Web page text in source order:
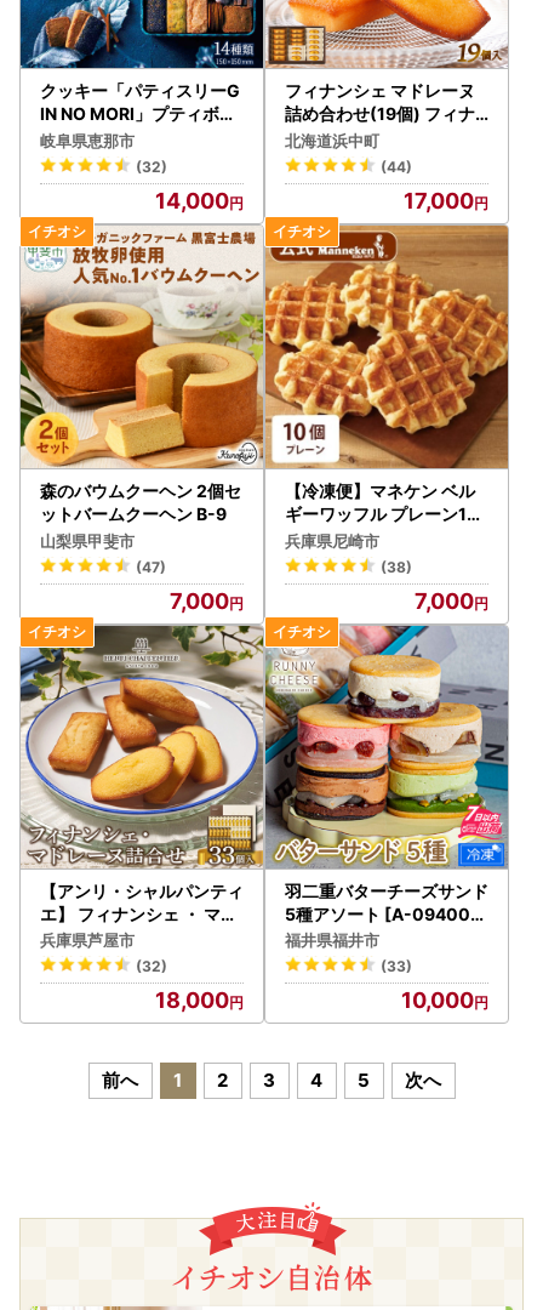
クッキー「パティスリーG
IN NO MORI」プティボワ
150mm缶 / 恵那市 / 銀の
森 [AUBG018] クッキー
岐阜県恵那市
(32)
14,000
フィナンシェ マドレーヌ
詰め合わせ(19個) フィナ
ンシェ 焼き菓子 スイーツ_
H0030-102
北海道浜中町
(44)
17,000
森のバウムクーヘン 2個セ
ットバームクーヘン B-9
山梨県甲斐市
(47)
7,000
【冷凍便】マネケン ベル
ギーワッフル プレーン10
個入り(TFRB-P10)【配送
不可地域：離島】【1240
355】
兵庫県尼崎市
(38)
7,000
【アンリ・シャルパンティ
エ】 フィナンシェ ・ マド
レーヌ 詰合せ 33個入り（
西宮市・芦屋市共通返礼品
）
兵庫県芦屋市
(32)
18,000
羽二重バターチーズサンド
5種アソート [A-094002]
/ スイーツ スイーツ お菓子
福井県福井市
(33)
10,000
前へ 1 2 3 4 5 次へ